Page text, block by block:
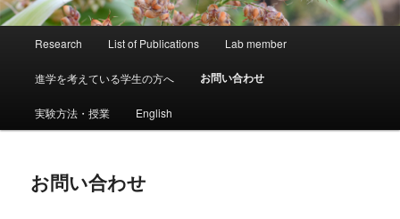
動
ュ
Research List of Publications Lab member
進学を考えている学生の方へ お問い合わせ
実験方法・授業 English
お問い合わせ